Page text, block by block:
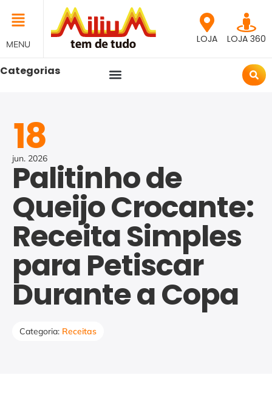
MENU LOJA LOJA 360
Categorias
18
jun. 2026
Palitinho de
Queijo Crocante:
Receita Simples
para Petiscar
Durante a Copa
Categoria: Receitas